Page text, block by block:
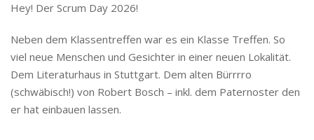
Hey! Der Scrum Day 2026!
Neben dem Klassentreffen war es ein Klasse Treffen. So
viel neue Menschen und Gesichter in einer neuen Lokalität.
Dem Literaturhaus in Stuttgart. Dem alten Bürrrro
(schwäbisch!) von Robert Bosch – inkl. dem Paternoster den
er hat einbauen lassen.